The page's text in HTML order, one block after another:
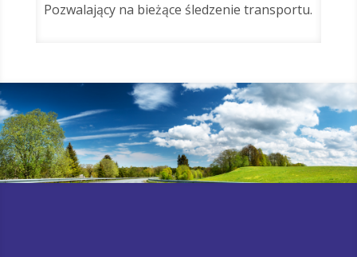
Pozwalający na bieżące śledzenie transportu.